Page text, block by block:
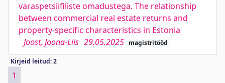
varaspetsiifiliste omadustega. The relationship
between commercial real estate returns and
property-specific characteristics in Estonia
Joost, Joona-Liis 29.05.2025 magistritööd
Kirjeid leitud: 2
1